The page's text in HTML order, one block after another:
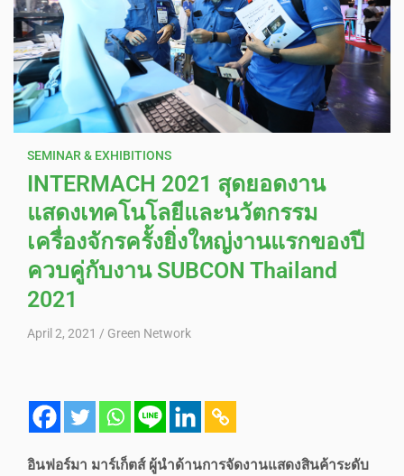
SEMINAR & EXHIBITIONS
INTERMACH 2021 สุดยอดงาน
แสดงเทคโนโลยีและนวัตกรรม
เครื่องจักรครั้งยิ่งใหญ่งานแรกของปี
ควบคู่กับงาน SUBCON Thailand
2021
April 2, 2021 Green Network
อินฟอร์มา มาร์เก็ตส์ ผู้นำด้านการจัดงานแสดงสินค้าระดับ